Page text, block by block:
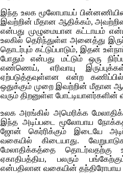
இந்த உலக மூலோபாயப்
இவற்றின் மீதான ஆதிக்கம்,
என்பது முழுமையான கட்டாயம்
உலகில் தெரிந்துள்ள அனைத்து
தொடர்பும் கட்டுப்பாடும், இதன்
போதும் என்பது மட்டும் ஒரு
எண்ணெய், எரிவாயு
ஏற்படுத்தவுள்ளன என்ற
ஒதுக்கும் முறை இவற்றின் மீதான
வரும் திறனுள்ள போட்டியாளர்களின்
உலக அரங்கில் அமெரிக்க
இந்த அடிப்படை மூலோபாய
ஜோன் கெர்ரிக்கும் இடையே
வகையில் கிடையாது.
மேலாதிக்கத்தை
ஏகாதிபத்திய, பலரும்
என்பதிலான வகையின்